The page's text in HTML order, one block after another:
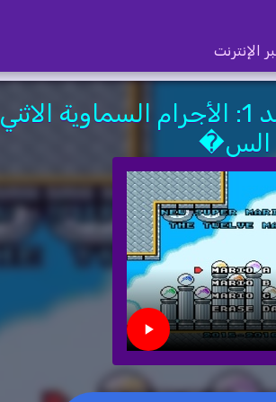
الإنترنت
يلعب نيو سوبر ماريو وورلد 1: الأجرام السماوية الاثني
الس�